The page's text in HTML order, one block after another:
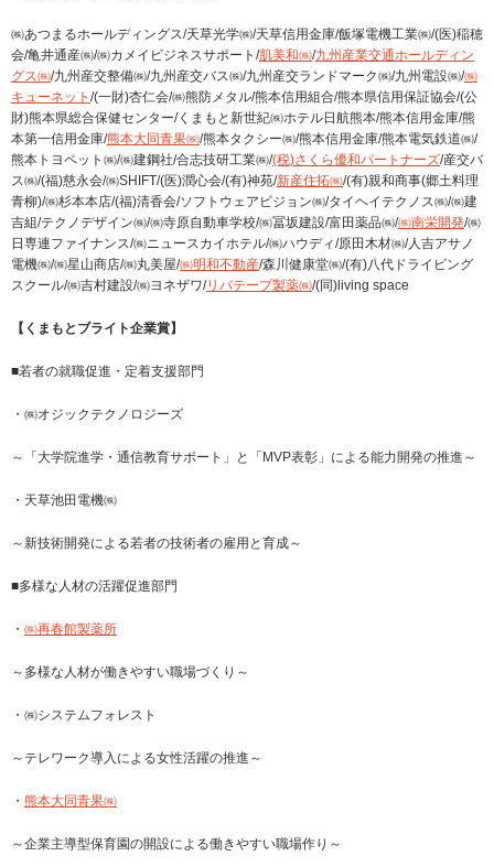
㈱あつまるホールディングス/天草光学㈱/天草信用金庫/飯塚電機工業㈱/(医)稲穂
会/亀井通産㈱/㈱カメイビジネスサポート/肌美和㈱/九州産業交通ホールディン
グス㈱/九州産交整備㈱/九州産交バス㈱/九州産交ランドマーク㈱/九州電設㈱/㈱
キューネット /(一財)杏仁会/㈱熊防メタル/熊本信用組合/熊本県信用保証協会/(公
財)熊本県総合保健センター/くまもと新世紀㈱ホテル日航熊本/熊本信用金庫/熊
本第一信用金庫/熊本大同青果㈱/熊本タクシー㈱/熊本信用金庫/熊本電気鉄道㈱/
熊本トヨペット㈱/㈱建鋼社/合志技研工業㈱/(税)さくら優和パートナーズ/産交バ
ス㈱/(福)慈永会/㈱SHIFT/(医)潤心会/(有)神苑/新産住拓㈱/(有)親和商事(郷土料理
青柳)/㈱杉本本店/(福)清香会/ソフトウェアビジョン㈱/タイヘイテクノス㈱/㈱建
吉組/テクノデザイン㈱/㈱寺原自動車学校/㈱冨坂建設/富田薬品㈱/㈱南栄開発/㈱
日専連ファイナンス/㈱ニュースカイホテル/㈱ハウディ/原田木材㈱/人吉アサノ
電機㈱/㈱星山商店/㈱丸美屋/㈱明和不動産/森川健康堂㈱/(有)八代ドライビング
スクール/㈱吉村建設/㈱ヨネザワ/リバテープ製薬㈱/(同)living space
【くまもとブライト企業賞】
■若者の就職促進・定着支援部門
・㈱オジックテクノロジーズ
～「大学院進学・通信教育サポート」と「MVP表彰」による能力開発の推進～
・天草池田電機㈱
～新技術開発による若者の技術者の雇用と育成～
■多様な人材の活躍促進部門
・ ㈱再春館製薬所
～多様な人材が働きやすい職場づくり～
・㈱システムフォレスト
～テレワーク導入による女性活躍の推進～
・ 熊本大同青果㈱
～企業主導型保育園の開設による働きやすい職場作り～